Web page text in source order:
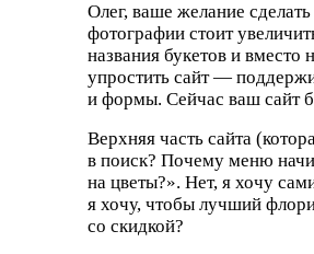
Олег, ваше желание
фотографии стоит
названия букетов и
упростить сайт —
и формы. Сейчас ваш сайт
Верхняя часть сайта (
в поиск? Почему меню
на цветы?». Нет, я хочу
я хочу, чтобы лучший
со скидкой?